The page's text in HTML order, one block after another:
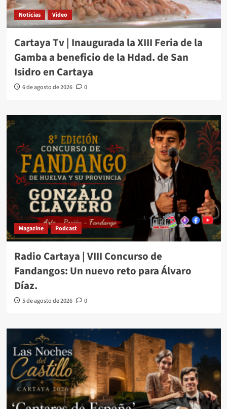
Noticias Video
Cartaya Tv | Inaugurada la XIII Feria de la
Gamba a beneficio de la Hdad. de San
Isidro en Cartaya
6 de agosto de 2026 0
Magazine Podcast
Radio Cartaya | VIII Concurso de
Fandangos: Un nuevo reto para Álvaro
Díaz.
5 de agosto de 2026 0